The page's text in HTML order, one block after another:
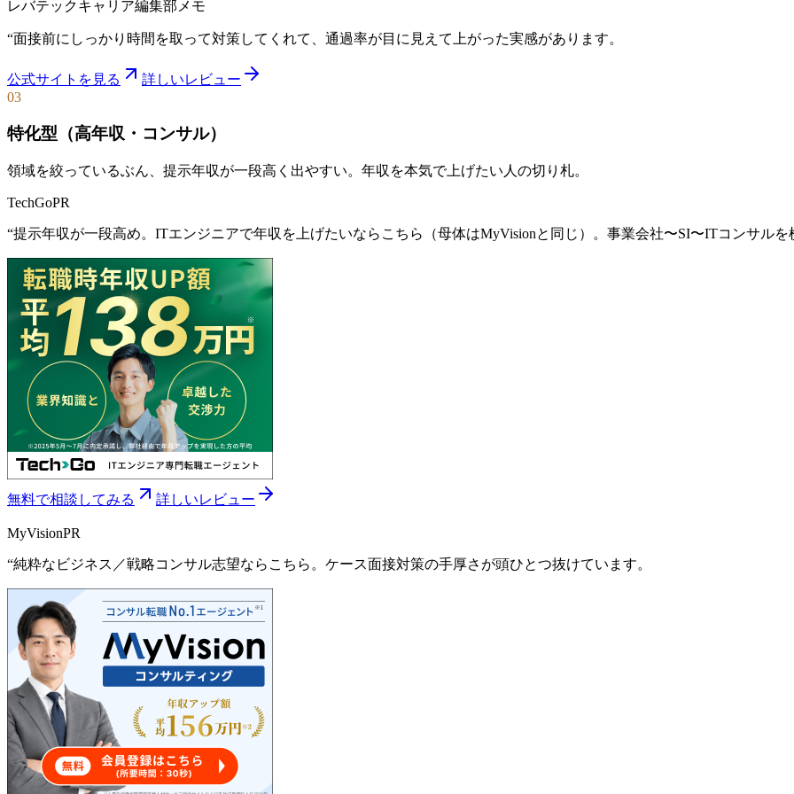
レバテックキャリア編集部メモ
“面接前にしっかり時間を取って対策してくれて、通過率が目に見えて上がった実感があります。
公式サイトを見る
詳しいレビュー
03
特化型（高年収・コンサル）
領域を絞っているぶん、提示年収が一段高く出やすい。年収を本気で上げたい人の切り札。
TechGoPR
“提示年収が一段高め。ITエンジニアで年収を上げたいならこちら（母体はMyVisionと同じ）。事業会社〜SI〜ITコンサルを
無料で相談してみる 詳しいレビュー
MyVisionPR
“純粋なビジネス／戦略コンサル志望ならこちら。ケース面接対策の手厚さが頭ひとつ抜けています。